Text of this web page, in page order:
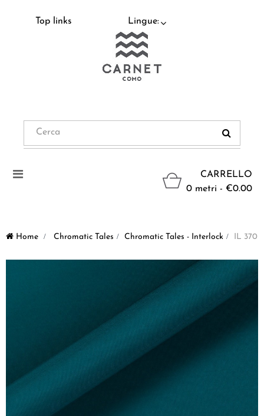
Top links Lingue:
CARRELLO
0 metri - €0.00
Navigazione
Home > Chromatic Tales > Chromatic Tales - Interlock > IL 370